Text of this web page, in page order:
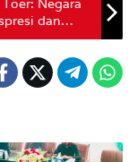
Negara
dan
Semua